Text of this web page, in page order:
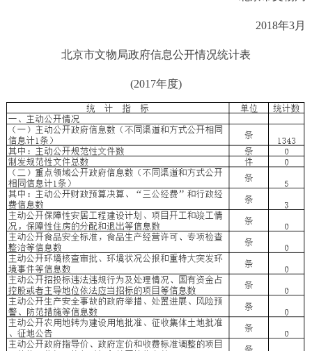
2018年3月
北京市文物局政府信息公开情况统计表
(2017年度)